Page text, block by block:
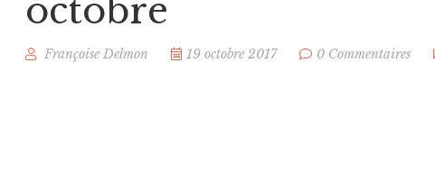
octobre
Françoise Delmon 19 octobre 2017 0 Commentaires